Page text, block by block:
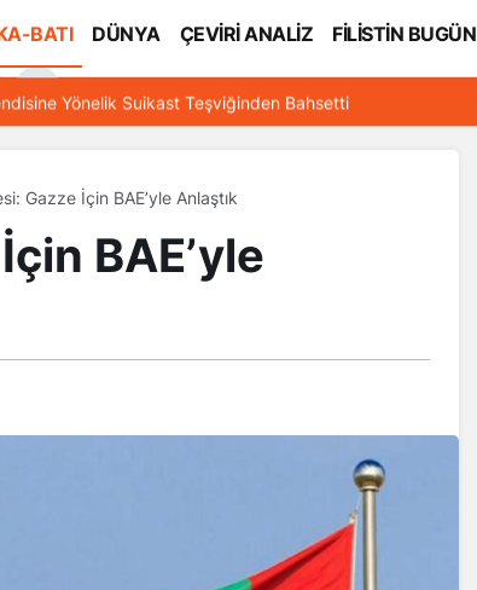
BATI DÜNYA ÇEVİRİ ANALİZ FİLİSTİN BUGÜN
Yönelik Suikast Teşviğinden Bahsetti
Gazze İçin BAE’yle Anlaştık
BAE’yle